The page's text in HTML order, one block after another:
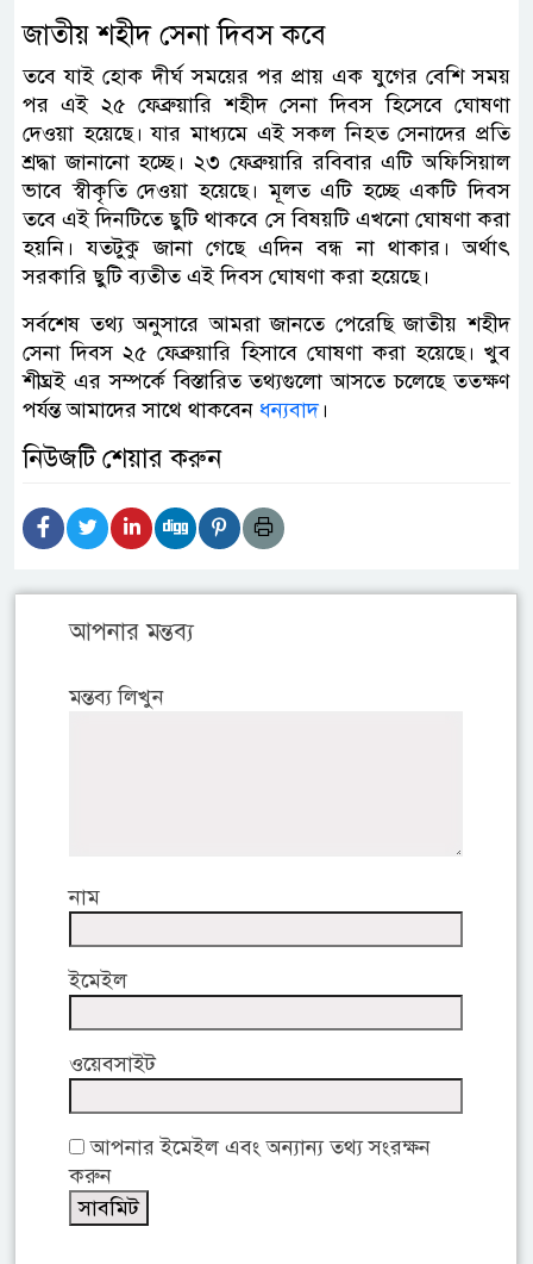
জাতীয় শহীদ সেনা দিবস কবে
তবে যাই হোক দীর্ঘ সময়ের পর প্রায় এক যুগের বেশি সময়
পর এই ২৫ ফেব্রুয়ারি শহীদ সেনা দিবস হিসেবে ঘোষণা
দেওয়া হয়েছে। যার মাধ্যমে এই সকল নিহত সেনাদের প্রতি
শ্রদ্ধা জানানো হচ্ছে। ২৩ ফেব্রুয়ারি রবিবার এটি অফিসিয়াল
ভাবে স্বীকৃতি দেওয়া হয়েছে। মূলত এটি হচ্ছে একটি দিবস
তবে এই দিনটিতে ছুটি থাকবে সে বিষয়টি এখনো ঘোষণা করা
হয়নি। যতটুকু জানা গেছে এদিন বন্ধ না থাকার। অর্থাৎ
সরকারি ছুটি ব্যতীত এই দিবস ঘোষণা করা হয়েছে।
সর্বশেষ তথ্য অনুসারে আমরা জানতে পেরেছি জাতীয় শহীদ
সেনা দিবস ২৫ ফেব্রুয়ারি হিসাবে ঘোষণা করা হয়েছে। খুব
শীঘ্রই এর সম্পর্কে বিস্তারিত তথ্যগুলো আসতে চলেছে ততক্ষণ
পর্যন্ত আমাদের সাথে থাকবেন ধন্যবাদ।
নিউজটি শেয়ার করুন
আপনার মন্তব্য
মন্তব্য লিখুন
নাম
ইমেইল
ওয়েবসাইট
আপনার ইমেইল এবং অন্যান্য তথ্য সংরক্ষন
করুন